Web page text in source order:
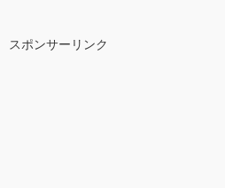
スポンサーリンク